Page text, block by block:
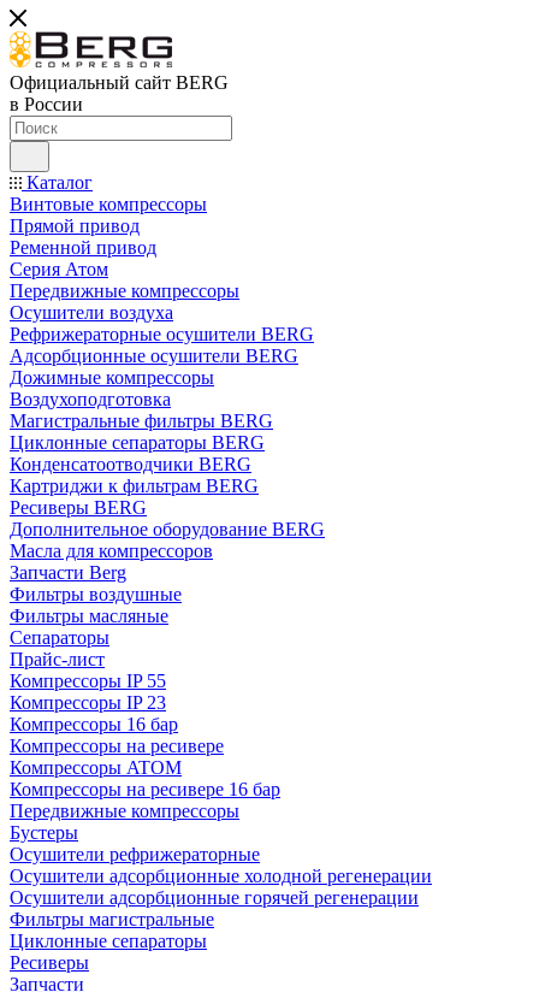
Официальный сайт BERG
в России
Каталог
Винтовые компрессоры
Прямой привод
Ременной привод
Серия Атом
Передвижные компрессоры
Осушители воздуха
Рефрижераторные осушители BERG
Адсорбционные осушители BERG
Дожимные компрессоры
Воздухоподготовка
Магистральные фильтры BERG
Циклонные сепараторы BERG
Конденсатоотводчики BERG
Картриджи к фильтрам BERG
Ресиверы BERG
Дополнительное оборудование BERG
Масла для компрессоров
Запчасти Berg
Фильтры воздушные
Фильтры масляные
Сепараторы
Прайс-лист
Компрессоры IP 55
Компрессоры IP 23
Компрессоры 16 бар
Компрессоры на ресивере
Компрессоры ATOM
Компрессоры на ресивере 16 бар
Передвижные компрессоры
Бустеры
Осушители рефрижераторные
Осушители адсорбционные холодной регенерации
Осушители адсорбционные горячей регенерации
Фильтры магистральные
Циклонные сепараторы
Ресиверы
Запчасти